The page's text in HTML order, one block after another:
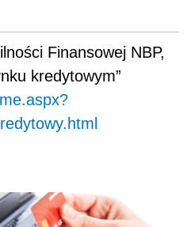
Finansowej NBP,
kredytowym”